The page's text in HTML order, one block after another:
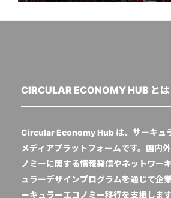
CIRCULAR ECONOMY HUB とは
Circular Economy Hub は、サーキュ
メディアプラットフォームです。国内
ノミーに関する情報発信やネットワー
ュラーデザインプログラムを通じて企
ーキュラーエコノミー移行を支援します